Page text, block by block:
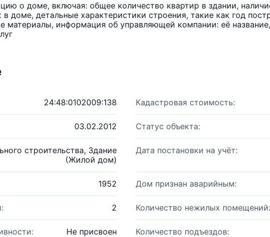
о доме, включая: общее количество квартир в здании,
доме, детальные характеристики строения, такие как год
материалы, информация об управляющей компании: её
24:48:0102009:138 Кадастровая стоимость:
03.02.2012 Статус объекта:
строительства, Здание
(Жилой дом)
Дата постановки на учёт:
1952 Дом признан аварийным:
2 Количество нежилых помещений:
Не присвоен Количество подъездов: